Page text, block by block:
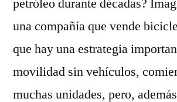
petróleo durante décadas?
una compañía que vende
que hay una estrategia
movilidad sin vehículos,
muchas unidades, pero,